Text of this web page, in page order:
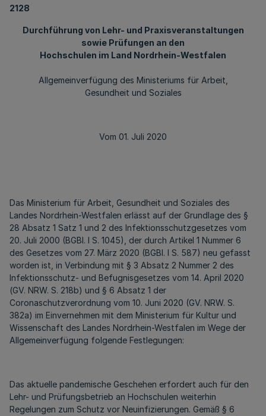
2128
Durchführung von Lehr- und Praxisveranstaltungen
sowie Prüfungen an den
Hochschulen im Land Nordrhein-Westfalen
Allgemeinverfügung des Ministeriums für Arbeit,
Gesundheit und Soziales
Vom 01. Juli 2020
Das Ministerium für Arbeit, Gesundheit und Soziales des
Landes Nordrhein-Westfalen erlässt auf der Grundlage des §
28 Absatz 1 Satz 1 und 2 des Infektionsschutzgesetzes vom
20. Juli 2000 (BGBl. I S. 1045), der durch Artikel 1 Nummer 6
des Gesetzes vom 27. März 2020 (BGBl. I S. 587) neu gefasst
worden ist, in Verbindung mit § 3 Absatz 2 Nummer 2 des
Infektionsschutz- und Befugnisgesetzes vom 14. April 2020
(GV. NRW. S. 218b) und § 6 Absatz 1 der
Coronaschutzverordnung vom 10. Juni 2020 (GV. NRW. S.
382a) im Einvernehmen mit dem Ministerium für Kultur und
Wissenschaft des Landes Nordrhein-Westfalen im Wege der
Allgemeinverfügung folgende Festlegungen:
Das aktuelle pandemische Geschehen erfordert auch für den
Lehr- und Prüfungsbetrieb an Hochschulen weiterhin
Regelungen zum Schutz vor Neuinfizierungen. Gemäß § 6